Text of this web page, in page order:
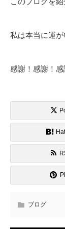
私は本当に運が
感謝！感謝！感
ブログ